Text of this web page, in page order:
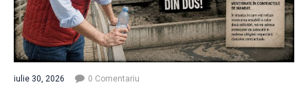
iulie 30, 2026 0 Comentariu